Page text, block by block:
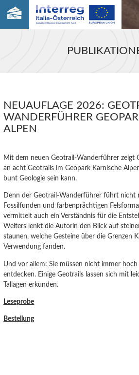
NEUAUFLAGE 2026:
WANDERFÜHRER
ALPEN
Mit dem neuen Geotrail-Wanderführer zeigt
an acht Geotrails im Geopark Karnische
bunt Geologie sein kann.
Denn der Geotrail-Wanderführer führt nicht
Fossilfunden und farbenprächtigen
vermittelt auch ein Verständnis für die
Weiters lenkt die Autorin den Blick auf
staunen, welche Gesteine über die Grenzen
Verwendung fanden.
Und vor allem: Sie müssen nicht immer
entdecken. Einige Geotrails lassen sich mit
Tallagen erkunden.
Leseprobe
Bestellung